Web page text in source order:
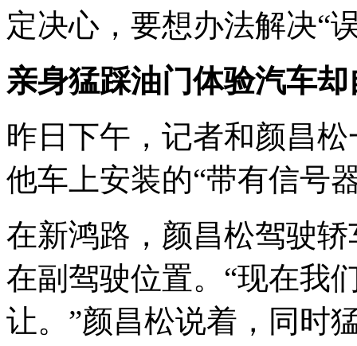
定决心，要想办法解决“
亲身猛踩油门体验汽车
昨日下午，记者和颜昌
他车上安装的“带有信号
在新鸿路，颜昌松驾驶
在副驾驶位置。“现在我
让。”颜昌松说着，同时